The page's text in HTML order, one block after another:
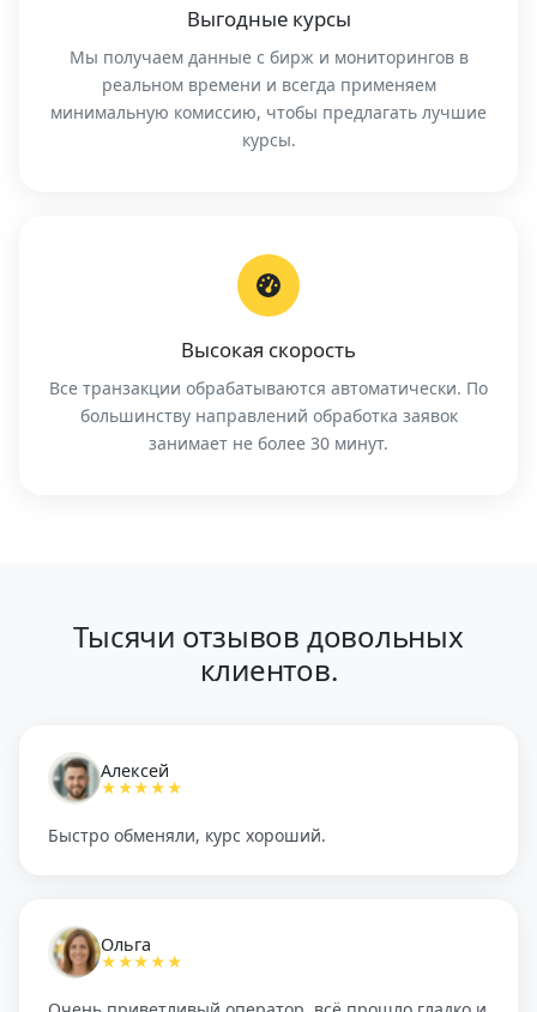
Выгодные курсы
Мы получаем данные с бирж и мониторингов в
реальном времени и всегда применяем
минимальную комиссию, чтобы предлагать лучшие
курсы.
Высокая скорость
Все транзакции обрабатываются автоматически. По
большинству направлений обработка заявок
занимает не более 30 минут.
Тысячи отзывов довольных
клиентов.
Алексей
★★★★★
Быстро обменяли, курс хороший.
Ольга
★★★★★